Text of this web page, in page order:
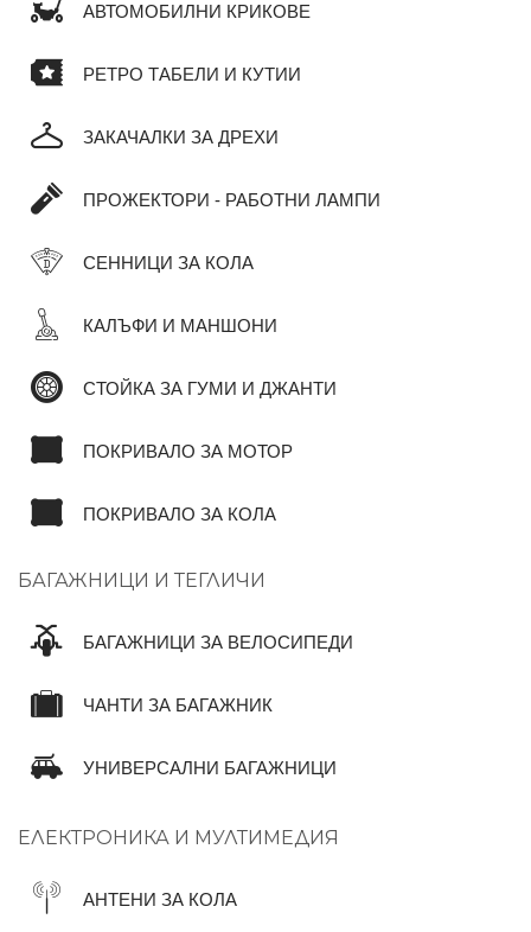
АВТОМОБИЛНИ КРИКОВЕ
РЕТРО ТАБЕЛИ И КУТИИ
ЗАКАЧАЛКИ ЗА ДРЕХИ
ПРОЖЕКТОРИ - РАБОТНИ ЛАМПИ
СЕННИЦИ ЗА КОЛА
КАЛЪФИ И МАНШОНИ
СТОЙКА ЗА ГУМИ И ДЖАНТИ
ПОКРИВАЛО ЗА МОТОР
ПОКРИВАЛО ЗА КОЛА
БАГАЖНИЦИ И ТЕГЛИЧИ
БАГАЖНИЦИ ЗА ВЕЛОСИПЕДИ
ЧАНТИ ЗА БАГАЖНИК
УНИВЕРСАЛНИ БАГАЖНИЦИ
ЕЛЕКТРОНИКА И МУЛТИМЕДИЯ
АНТЕНИ ЗА КОЛА